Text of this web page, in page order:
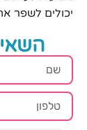
יכולים לשפר